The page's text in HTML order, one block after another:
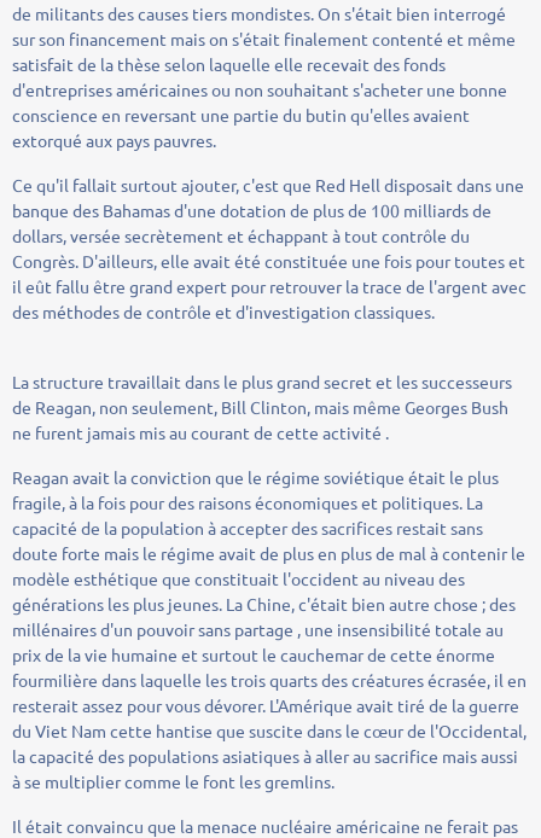
de militants des causes tiers mondistes. On s'était bien interrogé
sur son financement mais on s'était finalement contenté et même
satisfait de la thèse selon laquelle elle recevait des fonds
d'entreprises américaines ou non souhaitant s'acheter une bonne
conscience en reversant une partie du butin qu'elles avaient
extorqué aux pays pauvres.
Ce qu'il fallait surtout ajouter, c'est que Red Hell disposait dans une
banque des Bahamas d'une dotation de plus de 100 milliards de
dollars, versée secrètement et échappant à tout contrôle du
Congrès. D'ailleurs, elle avait été constituée une fois pour toutes et
il eût fallu être grand expert pour retrouver la trace de l'argent avec
des méthodes de contrôle et d'investigation classiques.
La structure travaillait dans le plus grand secret et les successeurs
de Reagan, non seulement, Bill Clinton, mais même Georges Bush
ne furent jamais mis au courant de cette activité .
Reagan avait la conviction que le régime soviétique était le plus
fragile, à la fois pour des raisons économiques et politiques. La
capacité de la population à accepter des sacrifices restait sans
doute forte mais le régime avait de plus en plus de mal à contenir le
modèle esthétique que constituait l'occident au niveau des
générations les plus jeunes. La Chine, c'était bien autre chose ; des
millénaires d'un pouvoir sans partage , une insensibilité totale au
prix de la vie humaine et surtout le cauchemar de cette énorme
fourmilière dans laquelle les trois quarts des créatures écrasée, il en
resterait assez pour vous dévorer. L'Amérique avait tiré de la guerre
du Viet Nam cette hantise que suscite dans le cœur de l'Occidental,
la capacité des populations asiatiques à aller au sacrifice mais aussi
à se multiplier comme le font les gremlins.
Il était convaincu que la menace nucléaire américaine ne ferait pas